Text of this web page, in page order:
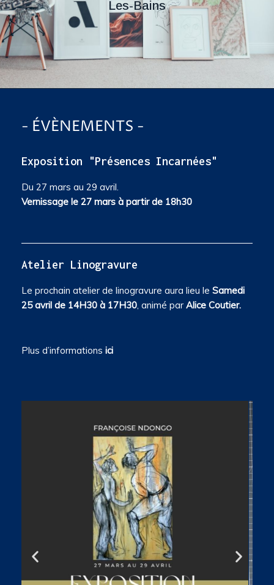
Les-Bains
- ÉVÈNEMENTS -
Exposition "Présences Incarnées"
Du 27 mars au 29 avril.
Vernissage le 27 mars à partir de 18h30
Atelier Linogravure
Le prochain atelier de linogravure aura lieu le Samedi
25 avril de 14H30 à 17H30, animé par Alice Coutier.
Plus d’informations ici